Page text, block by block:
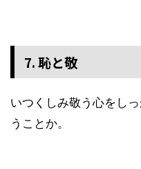
7. 恥と敬
いつくしみ敬う心をし
うことか。